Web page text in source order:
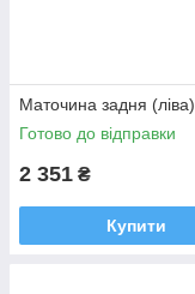
Маточина задня (ліва)
Готово до відправки
2 351 ₴
Купити